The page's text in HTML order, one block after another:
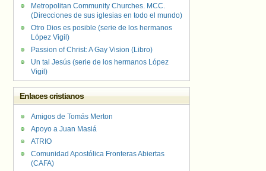
Metropolitan Community Churches. MCC.
(Direcciones de sus iglesias en todo el mundo)
Otro Dios es posible (serie de los hermanos
López Vigil)
Passion of Christ: A Gay Vision (Libro)
Un tal Jesús (serie de los hermanos López
Vigil)
Enlaces cristianos
Amigos de Tomás Merton
Apoyo a Juan Masiá
ATRIO
Comunidad Apostólica Fronteras Abiertas
(CAFA)